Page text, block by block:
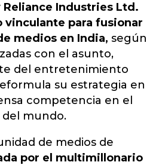
Reliance Industries Ltd.
vinculante para fusionar
medios en India, según
con el asunto,
del entretenimiento
su estrategia en
competencia en el
del mundo.
de medios de
por el multimillonario